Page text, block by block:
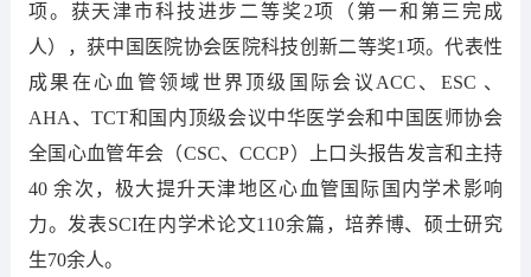
项。获天津市科技进步二等奖2项（第一和第三完成
人），获中国医院协会医院科技创新二等奖1项。代表性
成果在心血管领域世界顶级国际会议ACC、ESC 、
AHA、TCT和国内顶级会议中华医学会和中国医师协会
全国心血管年会（CSC、CCCP）上口头报告发言和主持
40 余次，极大提升天津地区心血管国际国内学术影响
力。发表SCI在内学术论文110余篇，培养博、硕士研究
生70余人。